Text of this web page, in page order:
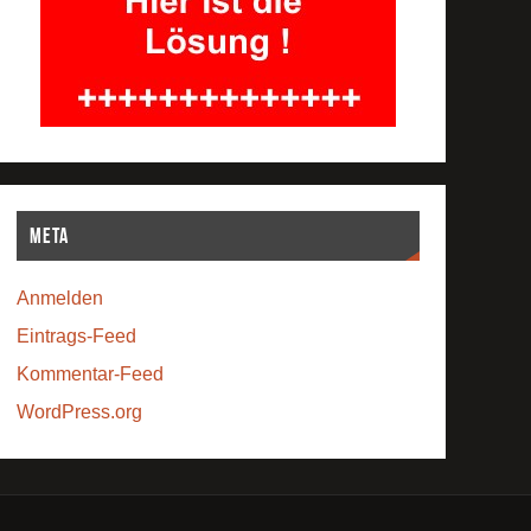
Meta
Anmelden
Eintrags-Feed
Kommentar-Feed
WordPress.org